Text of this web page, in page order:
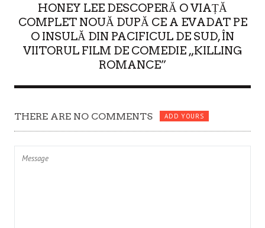
HONEY LEE DESCOPERĂ O VIAȚĂ
COMPLET NOUĂ DUPĂ CE A EVADAT PE
O INSULĂ DIN PACIFICUL DE SUD, ÎN
VIITORUL FILM DE COMEDIE „KILLING
ROMANCE”
THERE ARE NO COMMENTS ADD YOURS